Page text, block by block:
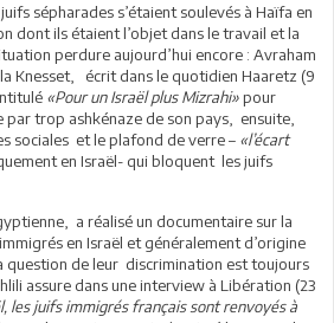
sépharades s’étaient soulevés à Haïfa en
dont ils étaient l’objet dans le travail et la
perdure aujourd’hui encore : Avraham
Knesset, écrit dans le quotidien Haaretz (9
«Pour un Israël plus Mizrahi»pour
trop ashkénaze de son pays, ensuite,
sociales et le plafond de verre – «l’écart
en Israël- qui bloquent les juifs
a réalisé un documentaire sur la
en Israël et généralement d’origine
question de leur discrimination est toujours
assure dans une interview à Libération (23
les juifs immigrés français sont renvoyés à